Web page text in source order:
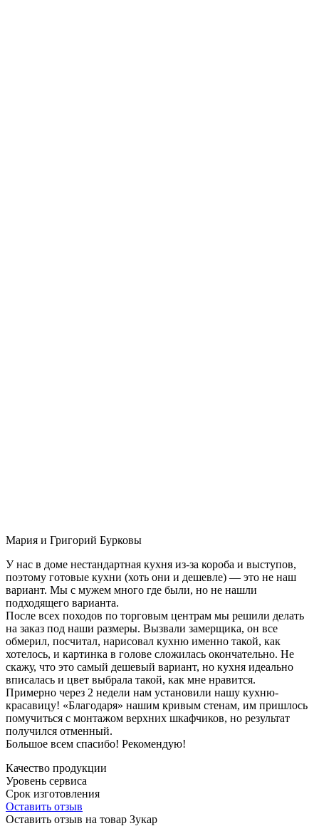
Мария и Григорий Бурковы
У нас в доме нестандартная кухня из-за короба и выступов,
поэтому готовые кухни (хоть они и дешевле) — это не наш
вариант. Мы с мужем много где были, но не нашли
подходящего варианта.
После всех походов по торговым центрам мы решили делать
на заказ под наши размеры. Вызвали замерщика, он все
обмерил, посчитал, нарисовал кухню именно такой, как
хотелось, и картинка в голове сложилась окончательно. Не
скажу, что это самый дешевый вариант, но кухня идеально
вписалась и цвет выбрала такой, как мне нравится.
Примерно через 2 недели нам установили нашу кухню-
красавицу! «Благодаря» нашим кривым стенам, им пришлось
помучиться с монтажом верхних шкафчиков, но результат
получился отменный.
Большое всем спасибо! Рекомендую!
Качество продукции
Уровень сервиса
Срок изготовления
Оставить отзыв
Оставить отзыв на товар Зукар